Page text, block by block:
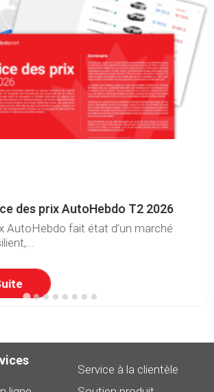
des prix AutoHebdo T2 2026
AutoHebdo fait état d’un marché
Service à la clientèle